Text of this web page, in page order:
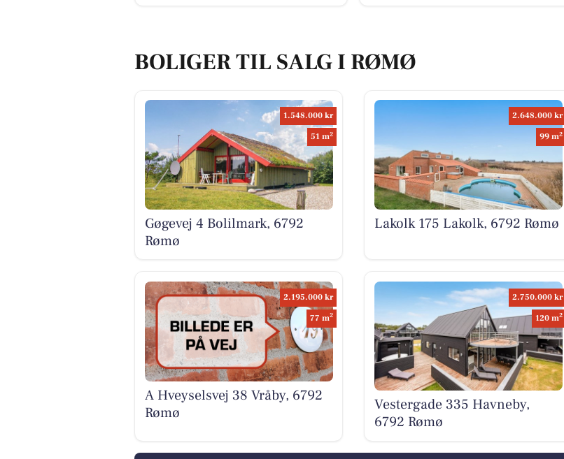
BOLIGER TIL SALG I RØMØ
1.548.000 kr
51 m2
Gøgevej 4 Bolilmark, 6792
Rømø
2.648.000 kr
99 m2
Lakolk 175 Lakolk, 6792 Rømø
2.195.000 kr
77 m2
A Hveyselsvej 38 Vråby, 6792
Rømø
2.750.000 kr
120 m2
Vestergade 335 Havneby,
6792 Rømø